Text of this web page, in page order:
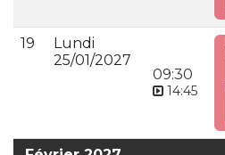
19
Lundi
25/01/2027
09:30
14:45